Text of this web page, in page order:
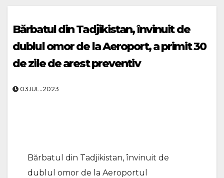
Bărbatul din Tadjikistan, învinuit de
dublul omor de la Aeroport, a primit 30
de zile de arest preventiv
03.IUL..2023
Bărbatul din Tadjikistan, învinuit de
dublul omor de la Aeroportul